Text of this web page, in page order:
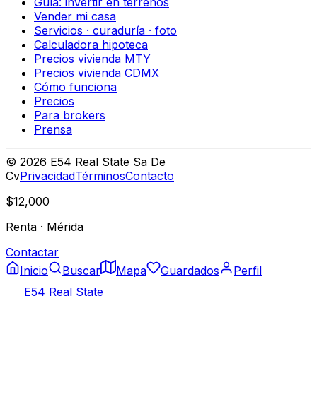
Vender mi casa
Servicios · curaduría · foto
Calculadora hipoteca
Precios vivienda MTY
Precios vivienda CDMX
Cómo funciona
Precios
Para brokers
Prensa
© 2026 E54 Real State Sa De
CvPrivacidadTérminosContacto
$12,000
Renta · Mérida
Contactar
Inicio
Buscar Mapa Guardados
Perfil
E54 Real State